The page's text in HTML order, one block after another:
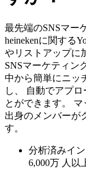
最先端のSNSマー
heinekenに関する
やリストアップに
SNSマーケティン
中から簡単にニッ
し、 自動でアプ
とができます。
出身のメンバーが
す。
分析済みイ
6,000万 人以